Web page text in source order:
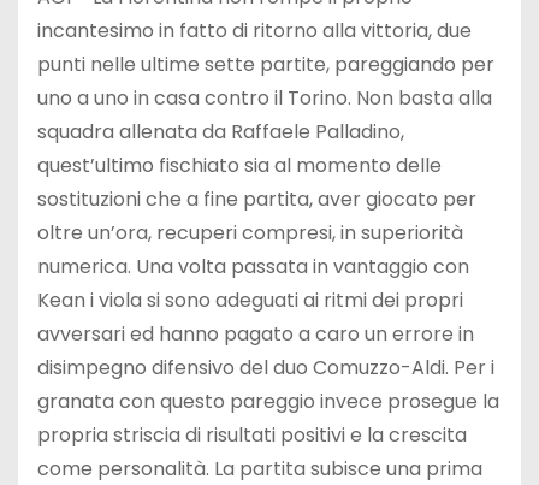
incantesimo in fatto di ritorno alla vittoria, due
punti nelle ultime sette partite, pareggiando per
uno a uno in casa contro il Torino. Non basta alla
squadra allenata da Raffaele Palladino,
quest’ultimo fischiato sia al momento delle
sostituzioni che a fine partita, aver giocato per
oltre un’ora, recuperi compresi, in superiorità
numerica. Una volta passata in vantaggio con
Kean i viola si sono adeguati ai ritmi dei propri
avversari ed hanno pagato a caro un errore in
disimpegno difensivo del duo Comuzzo-Aldi. Per i
granata con questo pareggio invece prosegue la
propria striscia di risultati positivi e la crescita
come personalità. La partita subisce una prima